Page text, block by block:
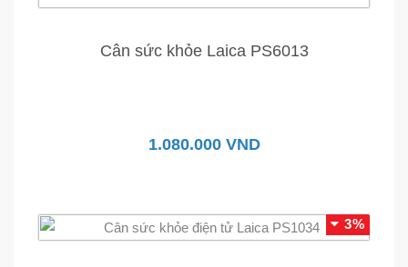
Cân sức khỏe Laica PS6013
1.080.000 VND
3%